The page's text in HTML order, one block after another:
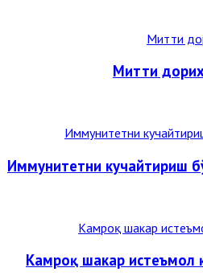
Иммунитетни кучайтириш
Камроқ шакар истеъмол